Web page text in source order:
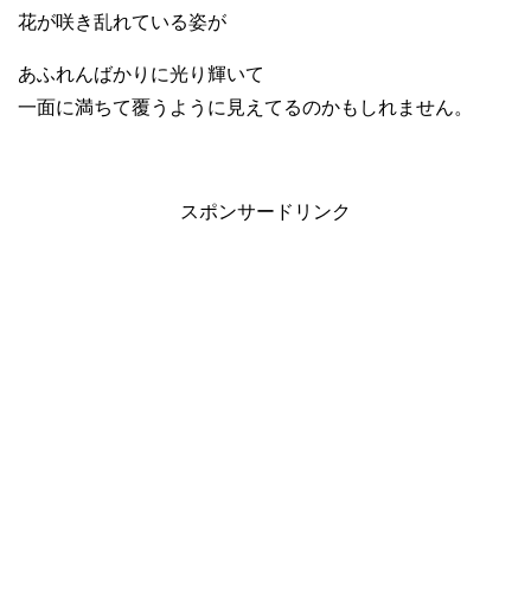
花が咲き乱れている姿が
あふれんばかりに光り輝いて
一面に満ちて覆うように見えてるのかもしれません。
スポンサードリンク